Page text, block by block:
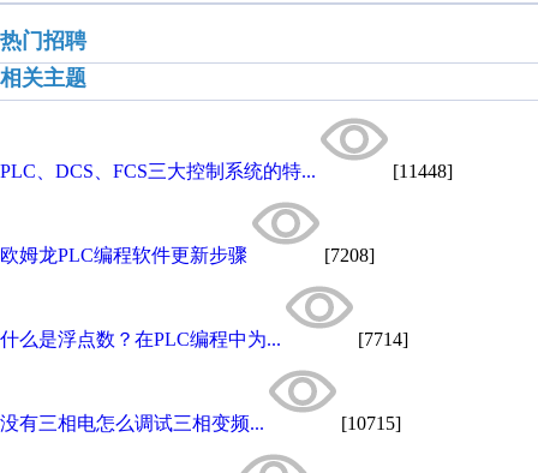
热门招聘
相关主题
PLC、DCS、FCS三大控制系统的特... [11448]
欧姆龙PLC编程软件更新步骤 [7208]
什么是浮点数？在PLC编程中为... [7714]
没有三相电怎么调试三相变频... [10715]